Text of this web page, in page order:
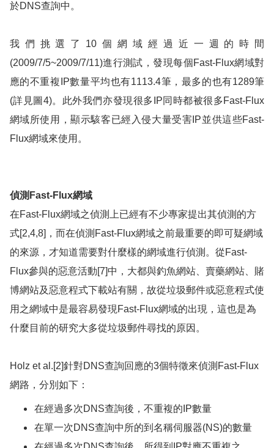
於DNS查詢中。
我們挑選了 10 個網域經過近一週的時間
(2009/7/5~2009/7/11)進行測試，發現每個Fast-Flux網域對
應的不重複 IP數量平均也有1113.4筆，最多的也有1289筆
(詳見圖4)。此外我們亦發現很多 IP同時都被很多Fast-Flux
網域所使用，顯示駭客已經入侵大量受害 IP並供這些Fast-
Flux網域來使用。
偵測 Fast-Flux網域
在Fast-Flux網域之偵測上已經有不少專家提出其偵測的方
式[2,4,8] ，而在偵測 Fast-Flux網域之前最重要的即可疑網域
的來源，才知道需要對什麼樣的網域進行偵測。從Fast-
Flux參與的惡意活動[7]中，大都與釣魚網站、賣藥網站、賭
博網站及惡意程式下載站有關，故從垃圾郵件或惡意程式使
用之網域中是最容易發現 Fast-Flux網域的出現，這也是為
什麼目前的研究大多從垃圾郵件尋找的原因。
Holz et al.[2]針對DNS查詢回應的3個特徵來偵測 Fast-Flux
網路，分別如下：
在經過多次DNS查詢後，不重複的 IP數量
在單一次DNS查詢中所的到名稱伺服器(NS)的數量